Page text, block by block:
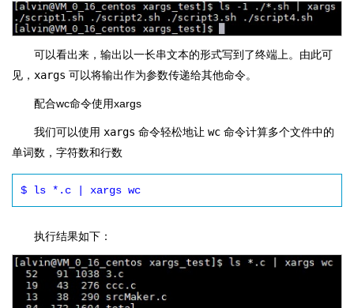
可以看出来，输出以一长串文本的形式写到了终端上。由此可
见， xargs 可以将输出作为参数传递给其他命令。
配合wc命令使用xargs
我们可以使用 xargs 命令轻松地让 wc 命令计算多个文件中的
单词数，字符数和行数
$ ls *.c | xargs wc
执行结果如下：